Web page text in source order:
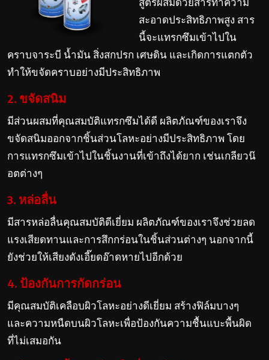
สูตรผสมด้วยสารทำความ
สะอาดประสิทธิภาพสูง สาร
นี้จะแทรกซึมเข้าไปใน
คราบจาระบี น้ำมัน สิ่งสกปรก เศษดิน และเกิดการแตกตัว
ทำให้ขจัดคราบอย่างมีประสิทธิภาพ
2. ขจัดสนิม
มีส่วนผสมที่คุณสมบัติแทรกซึมได้ดี ผลิตภัณฑ์ของเราจึง
ขจัดสนิมออกจากชิ้นส่วนโลหะอย่างมีประสิทธิภาพ โดย
การแทรกซึมเข้าไปในชิ้นงานที่เข้าถึงได้ยาก เช่นเกลียวน๊
อตต่างๆ
3. หล่อลื่น
มีสารหล่อลื่นคุณสมบัติดีเยี่ยม ผลิตภัณฑ์ของเราจึงช่วยลด
แรงเสียดทานและการสึกกร่อนในชิ้นส่วนต่างๆ นอกจากนี้
ยังช่วยให้เสียงดังเอี๊ยดอ๊าดหายไปอีกด้วย
4. ป้องกันการกัดกร่อน
มีคุณสมบัติเคลือบผิวโลหะอย่างดีเยี่ยม สร้างฟิล์มบางๆ
และความหนืดบนผิวโลหะเพื่อป้องกันความชื้นแบะพื้นผิด
ที่ไม่เสมอกัน